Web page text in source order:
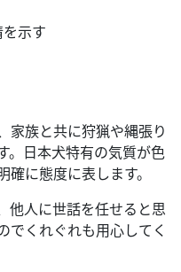
示す
家族と共に狩猟や縄張り
。日本犬特有の気質が色
に態度に表します。
他人に世話を任せると思
でくれぐれも用心してく